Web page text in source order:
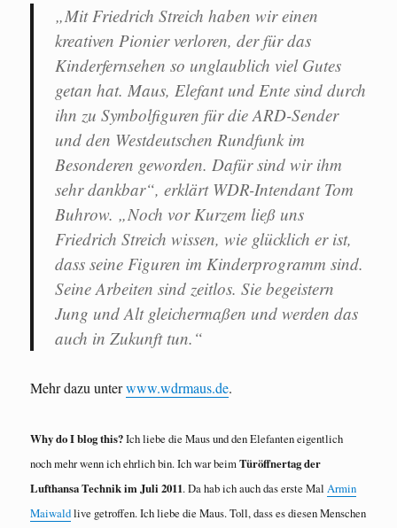
„Mit Friedrich Streich haben wir einen
kreativen Pionier verloren, der für das
Kinderfernsehen so unglaublich viel Gutes
getan hat. Maus, Elefant und Ente sind durch
ihn zu Symbolfiguren für die ARD-Sender
und den Westdeutschen Rundfunk im
Besonderen geworden. Dafür sind wir ihm
sehr dankbar“, erklärt WDR-Intendant Tom
Buhrow. „Noch vor Kurzem ließ uns
Friedrich Streich wissen, wie glücklich er ist,
dass seine Figuren im Kinderprogramm sind.
Seine Arbeiten sind zeitlos. Sie begeistern
Jung und Alt gleichermaßen und werden das
auch in Zukunft tun.“
Mehr dazu unterwww.wdrmaus.de.
Why do I blog this?Ich liebe die Maus und den Elefanten eigentlich
noch mehr wenn ich ehrlich bin. Ich war beimTüröffnertag der
Lufthansa Technik im Juli 2011. Da hab ich auch das erste MalArmin
Maiwaldlive getroffen. Ich liebe die Maus. Toll, dass es diesen Menschen